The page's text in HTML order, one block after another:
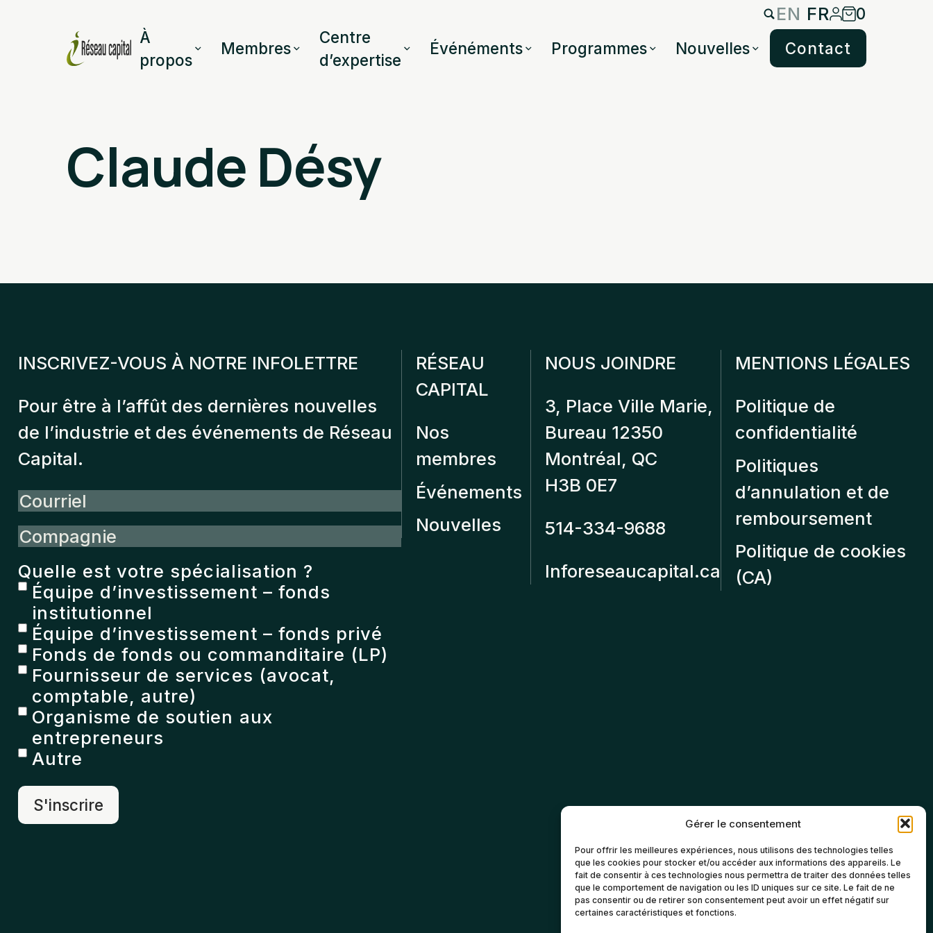
Gérer le consentement
Pour offrir les meilleures expériences, nous utilisons des technologies telles
que les cookies pour stocker et/ou accéder aux informations des appareils. Le
fait de consentir à ces technologies nous permettra de traiter des données telles
que le comportement de navigation ou les ID uniques sur ce site. Le fait de ne
pas consentir ou de retirer son consentement peut avoir un effet négatif sur
certaines caractéristiques et fonctions.
EN FR
0
À
propos
Membres
Centre
d’expertise
Événéments Programmes Nouvelles Contact
Claude Désy
INSCRIVEZ-VOUS À NOTRE INFOLETTRE
Pour être à l’affût des dernières nouvelles
de l’industrie et des événements de Réseau
Capital.
Courriel
Compagnie
Quelle est votre spécialisation ?
Équipe d’investissement – fonds
institutionnel
Équipe d’investissement – fonds privé
Fonds de fonds ou commanditaire (LP)
Fournisseur de services (avocat,
comptable, autre)
Organisme de soutien aux
entrepreneurs
Autre
RÉSEAU
CAPITAL
Nos
membres
Événements
Nouvelles
NOUS JOINDRE
3, Place Ville Marie,
Bureau 12350
Montréal, QC
H3B 0E7
514-334-9688
Inforeseaucapital.ca
MENTIONS LÉGALES
Politique de
confidentialité
Politiques
d’annulation et de
remboursement
Politique de cookies
(CA)